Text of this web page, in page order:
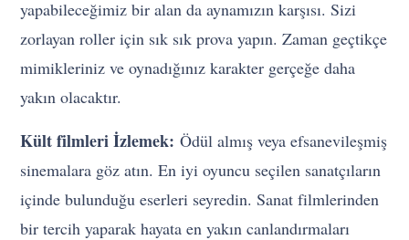
yapabileceğimiz bir alan da aynamızın karşısı. Sizi
zorlayan roller için sık sık prova yapın. Zaman geçtikçe
mimikleriniz ve oynadığınız karakter gerçeğe daha
yakın olacaktır.
Kült filmleri İzlemek:Ödül almış veya efsanevileşmiş
sinemalara göz atın. En iyi oyuncu seçilen sanatçıların
içinde bulunduğu eserleri seyredin. Sanat filmlerinden
bir tercih yaparak hayata en yakın canlandırmaları